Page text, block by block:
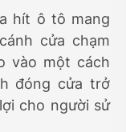
hít ô tô mang
cửa chạm
vào một cách
đóng cửa trở
cho người sử